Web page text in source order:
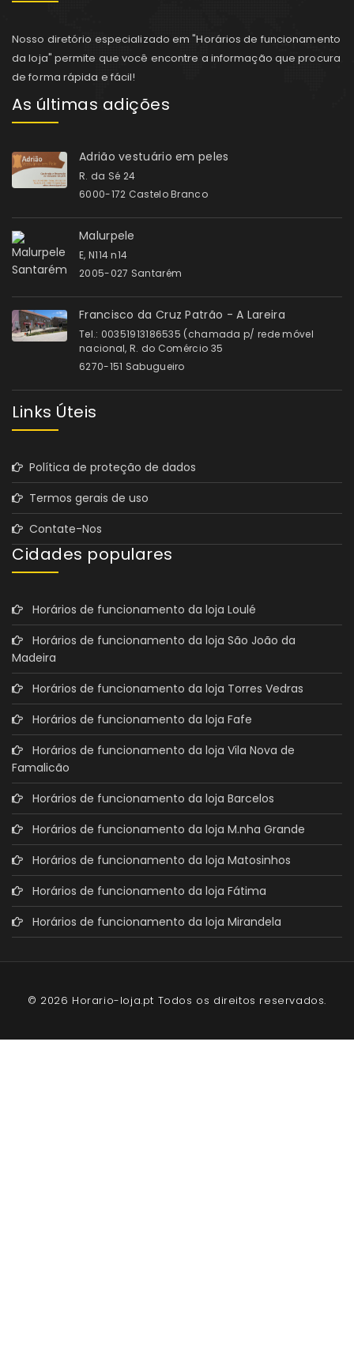
Nosso diretório especializado em "Horários de funcionamento
da loja" permite que você encontre a informação que procura
de forma rápida e fácil!
As últimas adições
Adrião vestuário em peles
R. da Sé 24
6000-172 Castelo Branco
Malurpele
E, N114 n14
2005-027 Santarém
Francisco da Cruz Patrão - A Lareira
Tel.: 00351913186535 (chamada p/ rede móvel
nacional, R. do Comércio 35
6270-151 Sabugueiro
Links Úteis
Política de proteção de dados
Termos gerais de uso
Contate-Nos
Cidades populares
Horários de funcionamento da loja Loulé
Horários de funcionamento da loja São João da
Madeira
Horários de funcionamento da loja Torres Vedras
Horários de funcionamento da loja Fafe
Horários de funcionamento da loja Vila Nova de
Famalicão
Horários de funcionamento da loja Barcelos
Horários de funcionamento da loja M.nha Grande
Horários de funcionamento da loja Matosinhos
Horários de funcionamento da loja Fátima
Horários de funcionamento da loja Mirandela
© 2026 Horario-loja.pt Todos os direitos reservados.